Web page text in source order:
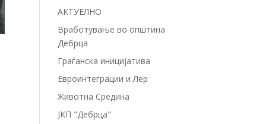
АКТУЕЛНО
Вработување во општина
Дебрца
Граѓанска иницијатива
Евроинтеграции и Лер
Животна Средина
ЈКП "Дебрца"